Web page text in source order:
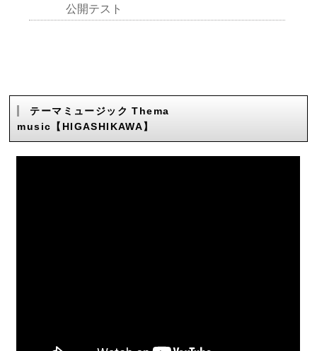
テーマミュージック Thema
music【HIGASHIKAWA】